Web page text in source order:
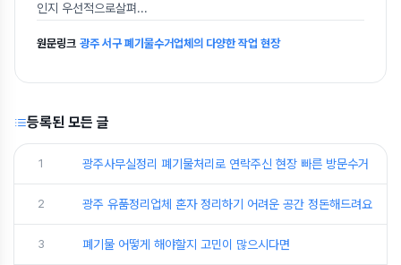
인지 우선적으로살펴...
원문링크 광주 서구 폐기물수거업체의 다양한 작업 현장
등록된 모든 글
1 광주사무실정리 폐기물처리로 연락주신 현장 빠른 방문수거
2 광주 유품정리업체 혼자 정리하기 어려운 공간 정돈해드려요
3 폐기물 어떻게 해야할지 고민이 많으시다면